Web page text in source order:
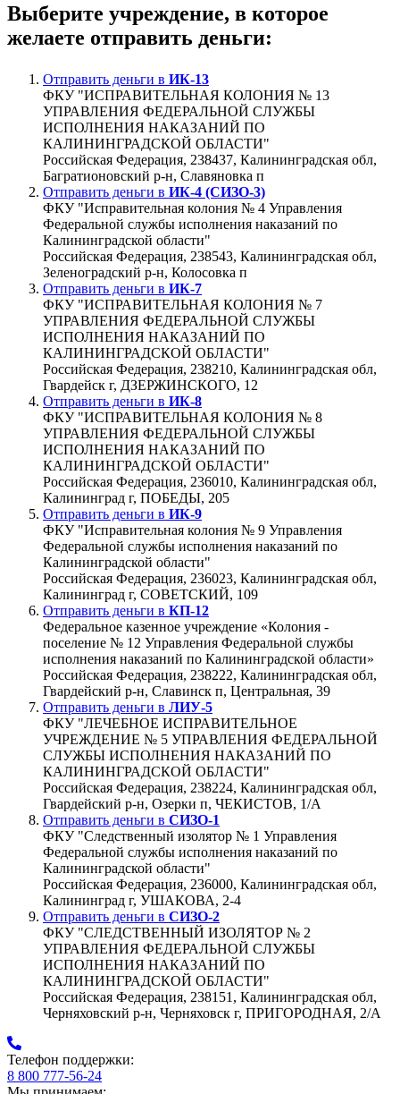
Выберите учреждение, в которое
желаете отправить деньги:
Отправить деньги в ИК-13
ФКУ "ИСПРАВИТЕЛЬНАЯ КОЛОНИЯ № 13
УПРАВЛЕНИЯ ФЕДЕРАЛЬНОЙ СЛУЖБЫ
ИСПОЛНЕНИЯ НАКАЗАНИЙ ПО
КАЛИНИНГРАДСКОЙ ОБЛАСТИ"
Российская Федерация, 238437, Калининградская обл,
Багратионовский р-н, Славяновка п
Отправить деньги в ИК-4 (СИЗО-3)
ФКУ "Исправительная колония № 4 Управления
Федеральной службы исполнения наказаний по
Калининградской области"
Российская Федерация, 238543, Калининградская обл,
Зеленоградский р-н, Колосовка п
Отправить деньги в ИК-7
ФКУ "ИСПРАВИТЕЛЬНАЯ КОЛОНИЯ № 7
УПРАВЛЕНИЯ ФЕДЕРАЛЬНОЙ СЛУЖБЫ
ИСПОЛНЕНИЯ НАКАЗАНИЙ ПО
КАЛИНИНГРАДСКОЙ ОБЛАСТИ"
Российская Федерация, 238210, Калининградская обл,
Гвардейск г, ДЗЕРЖИНСКОГО, 12
Отправить деньги в ИК-8
ФКУ "ИСПРАВИТЕЛЬНАЯ КОЛОНИЯ № 8
УПРАВЛЕНИЯ ФЕДЕРАЛЬНОЙ СЛУЖБЫ
ИСПОЛНЕНИЯ НАКАЗАНИЙ ПО
КАЛИНИНГРАДСКОЙ ОБЛАСТИ"
Российская Федерация, 236010, Калининградская обл,
Калининград г, ПОБЕДЫ, 205
Отправить деньги в ИК-9
ФКУ "Исправительная колония № 9 Управления
Федеральной службы исполнения наказаний по
Калининградской области"
Российская Федерация, 236023, Калининградская обл,
Калининград г, СОВЕТСКИЙ, 109
Отправить деньги в КП-12
Федеральное казенное учреждение «Колония -
поселение № 12 Управления Федеральной службы
исполнения наказаний по Калининградской области»
Российская Федерация, 238222, Калининградская обл,
Гвардейский р-н, Славинск п, Центральная, 39
Отправить деньги в ЛИУ-5
ФКУ "ЛЕЧЕБНОЕ ИСПРАВИТЕЛЬНОЕ
УЧРЕЖДЕНИЕ № 5 УПРАВЛЕНИЯ ФЕДЕРАЛЬНОЙ
СЛУЖБЫ ИСПОЛНЕНИЯ НАКАЗАНИЙ ПО
КАЛИНИНГРАДСКОЙ ОБЛАСТИ"
Российская Федерация, 238224, Калининградская обл,
Гвардейский р-н, Озерки п, ЧЕКИСТОВ, 1/А
Отправить деньги в СИЗО-1
ФКУ "Следственный изолятор № 1 Управления
Федеральной службы исполнения наказаний по
Калининградской области"
Российская Федерация, 236000, Калининградская обл,
Калининград г, УШАКОВА, 2-4
Отправить деньги в СИЗО-2
ФКУ "СЛЕДСТВЕННЫЙ ИЗОЛЯТОР № 2
УПРАВЛЕНИЯ ФЕДЕРАЛЬНОЙ СЛУЖБЫ
ИСПОЛНЕНИЯ НАКАЗАНИЙ ПО
КАЛИНИНГРАДСКОЙ ОБЛАСТИ"
Российская Федерация, 238151, Калининградская обл,
Черняховский р-н, Черняховск г, ПРИГОРОДНАЯ, 2/А
Телефон поддержки:
8 800 777-56-24